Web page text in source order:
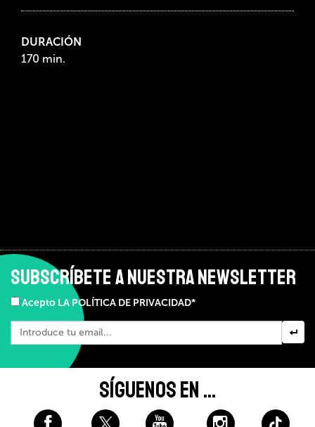
DURACIÓN
170 min.
SUBSCRÍBETE A NUESTRA NEWSLETTER
Acepto LA POLÍTICA DE PRIVACIDAD*
SÍGUENOS EN ...